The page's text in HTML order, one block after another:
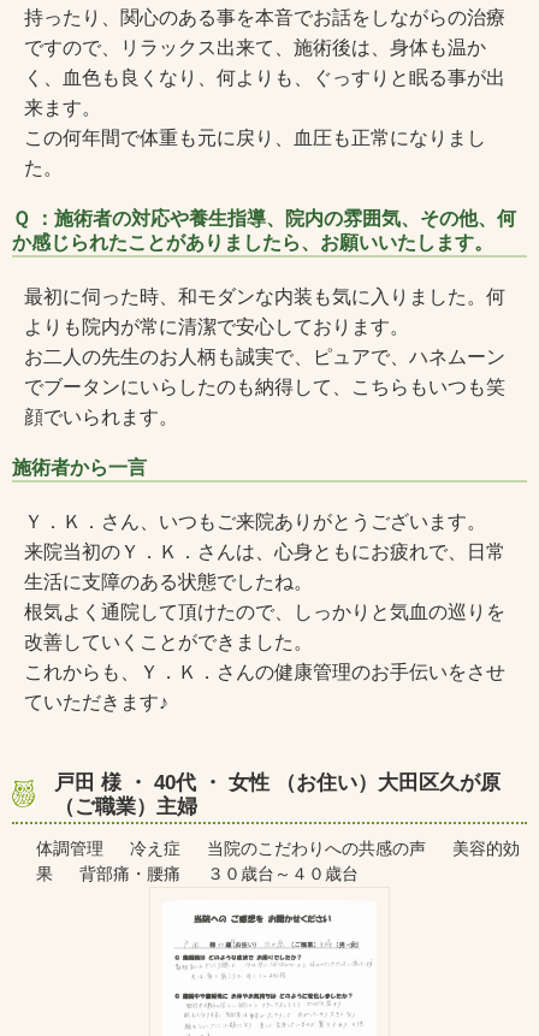
持ったり、関心のある事を本音でお話をしながらの治療
ですので、リラックス出来て、施術後は、身体も温か
く、血色も良くなり、何よりも、ぐっすりと眠る事が出
来ます。
この何年間で体重も元に戻り、血圧も正常になりまし
た。
Ｑ ：施術者の対応や養生指導、院内の雰囲気、その他、何
か感じられたことがありましたら、お願いいたします。
最初に伺った時、和モダンな内装も気に入りました。何
よりも院内が常に清潔で安心しております。
お二人の先生のお人柄も誠実で、ピュアで、ハネムーン
でブータンにいらしたのも納得して、こちらもいつも笑
顔でいられます。
施術者から一言
Ｙ．Ｋ．さん、いつもご来院ありがとうございます。
来院当初のＹ．Ｋ．さんは、心身ともにお疲れで、日常
生活に支障のある状態でしたね。
根気よく通院して頂けたので、しっかりと気血の巡りを
改善していくことができました。
これからも、Ｙ．Ｋ．さんの健康管理のお手伝いをさせ
ていただきます♪
戸田 様 ・ 40代 ・ 女性 （お住い）大田区久が原
（ご職業）主婦
体調管理 冷え症 当院のこだわりへの共感の声 美容的効
果 背部痛・腰痛 ３０歳台～４０歳台